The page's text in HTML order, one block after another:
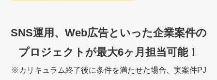
SNS運用、Web広告といった企業案件の
プロジェクトが最大6ヶ月担当可能！
※カリキュラム終了後に条件を満たせた場合、実案件PJ